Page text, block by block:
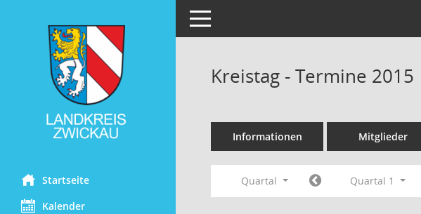
Startseite
Kalender
Toggle navigation
Kreistag - Termine 2015
Informationen Mitglieder
Quartal Quartal 1